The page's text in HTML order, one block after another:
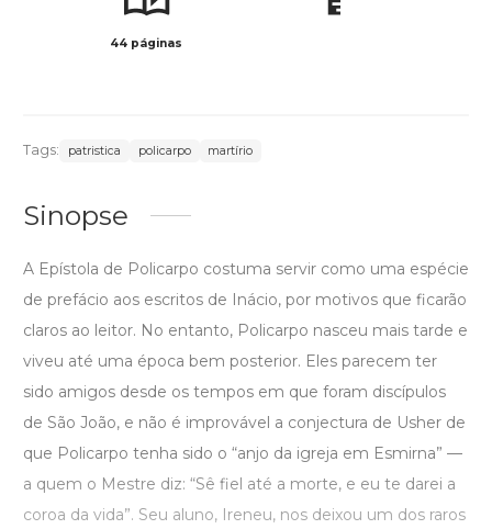
44 páginas
Tags: patristica policarpo martírio
Sinopse
A Epístola de Policarpo costuma servir como uma espécie
de prefácio aos escritos de Inácio, por motivos que ficarão
claros ao leitor. No entanto, Policarpo nasceu mais tarde e
viveu até uma época bem posterior. Eles parecem ter
sido amigos desde os tempos em que foram discípulos
de São João, e não é improvável a conjectura de Usher de
que Policarpo tenha sido o “anjo da igreja em Esmirna” —
a quem o Mestre diz: “Sê fiel até a morte, e eu te darei a
coroa da vida”. Seu aluno, Ireneu, nos deixou um dos raros